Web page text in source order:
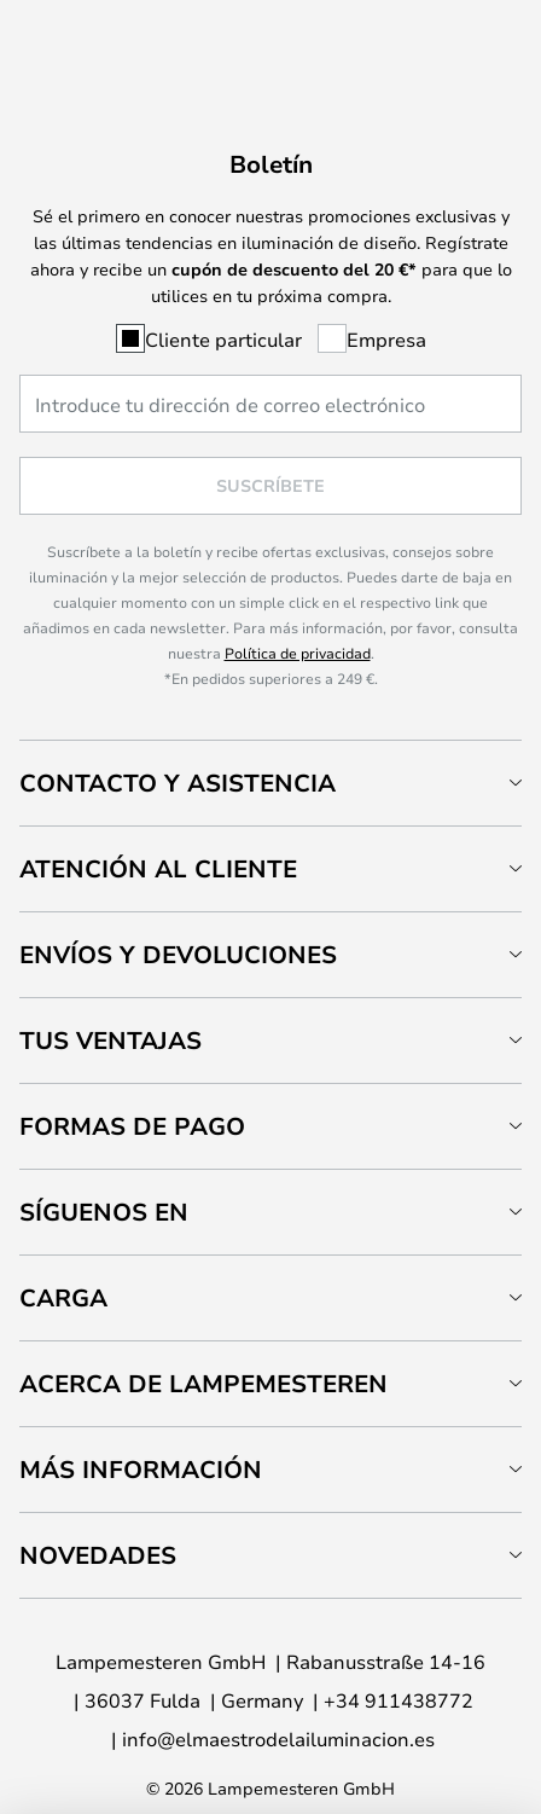
Boletín
Sé el primero en conocer nuestras promociones exclusivas y
las últimas tendencias en iluminación de diseño. Regístrate
ahora y recibe un cupón de descuento del 20 €* para que lo
utilices en tu próxima compra.
Cliente particular Empresa
SUSCRÍBETE
Suscríbete a la boletín y recibe ofertas exclusivas, consejos sobre
iluminación y la mejor selección de productos. Puedes darte de baja en
cualquier momento con un simple click en el respectivo link que
añadimos en cada newsletter. Para más información, por favor, consulta
nuestra Política de privacidad.
*En pedidos superiores a 249 €.
CONTACTO Y ASISTENCIA
ATENCIÓN AL CLIENTE
ENVÍOS Y DEVOLUCIONES
TUS VENTAJAS
FORMAS DE PAGO
SÍGUENOS EN
CARGA
ACERCA DE LAMPEMESTEREN
MÁS INFORMACIÓN
NOVEDADES
Lampemesteren GmbH
Rabanusstraße 14-16
36037 Fulda
Germany
+34 911438772
info@elmaestrodelailuminacion.es
© 2026 Lampemesteren GmbH